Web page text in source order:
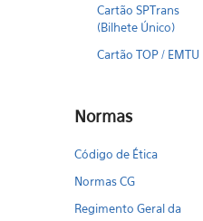
Cartão SPTrans
(Bilhete Único)
Cartão TOP / EMTU
Normas
Código de Ética
Normas CG
Regimento Geral da